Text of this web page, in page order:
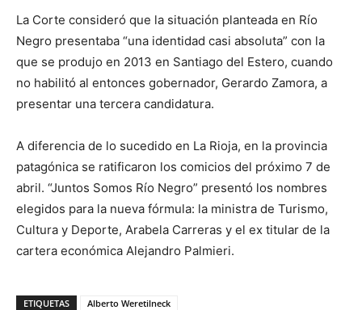
La Corte consideró que la situación planteada en Río
Negro presentaba “una identidad casi absoluta” con la
que se produjo en 2013 en Santiago del Estero, cuando
no habilitó al entonces gobernador, Gerardo Zamora, a
presentar una tercera candidatura.
A diferencia de lo sucedido en La Rioja, en la provincia
patagónica se ratificaron los comicios del próximo 7 de
abril. “Juntos Somos Río Negro” presentó los nombres
elegidos para la nueva fórmula: la ministra de Turismo,
Cultura y Deporte, Arabela Carreras y el ex titular de la
cartera económica Alejandro Palmieri.
ETIQUETAS
Alberto Weretilneck